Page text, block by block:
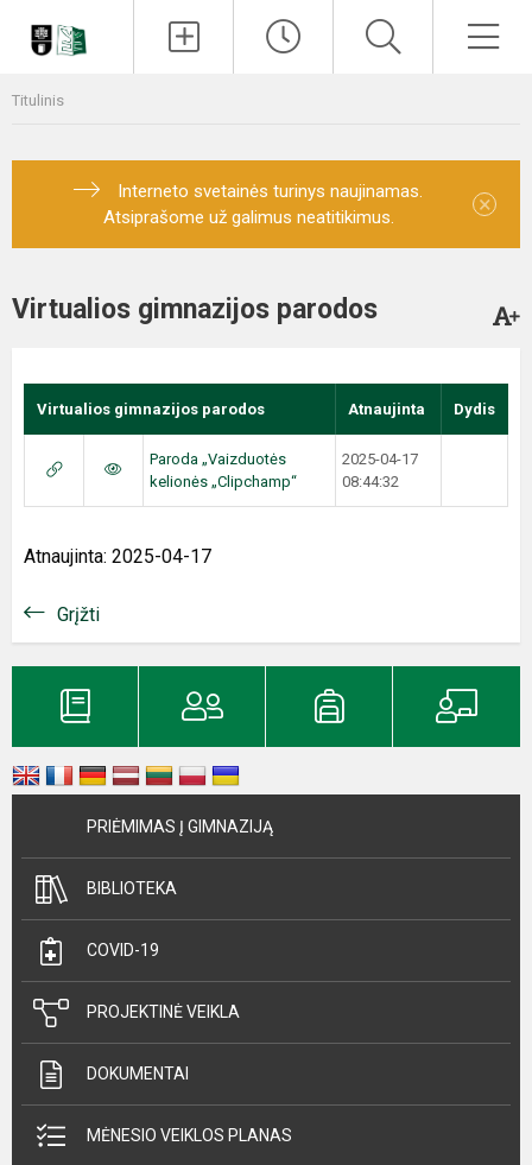
Titulinis
Interneto svetainės turinys naujinamas.
Atsiprašome už galimus neatitikimus.
×
Virtualios gimnazijos parodos
Virtualios gimnazijos parodos Atnaujinta Dydis
Paroda „Vaizduotės
kelionės „Clipchamp“
2025-04-17
08:44:32
Atnaujinta: 2025-04-17
Grįžti
PRIĖMIMAS Į GIMNAZIJĄ
BIBLIOTEKA
COVID-19
PROJEKTINĖ VEIKLA
DOKUMENTAI
MĖNESIO VEIKLOS PLANAS